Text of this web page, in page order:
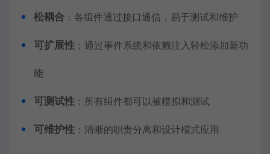
松耦合 ：各组件通过接口通信，易于测试和维护
可扩展性 ：通过事件系统和依赖注入轻松添加新功
能
可测试性 ：所有组件都可以被模拟和测试
可维护性 ：清晰的职责分离和设计模式应用